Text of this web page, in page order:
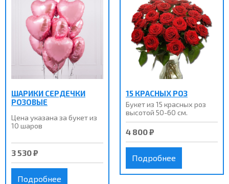
ШАРИКИ СЕРДЕЧКИ
РОЗОВЫЕ
Цена указана за букет из
10 шаров
3 530 ₽
Подробнее
15 КРАСНЫХ РОЗ
Букет из 15 краcных роз
высотой 50-60 см.
4 800 ₽
Подробнее